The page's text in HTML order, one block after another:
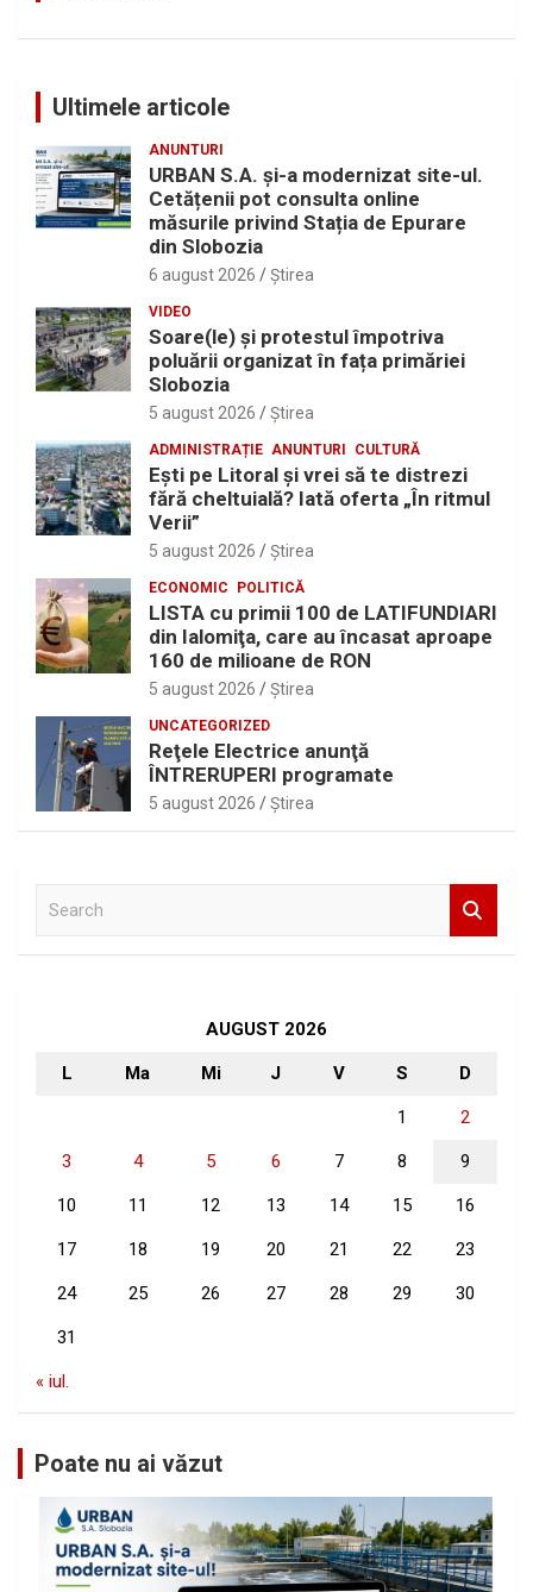
Ultimele articole
ANUNTURI
URBAN S.A. și-a modernizat site-ul.
Cetățenii pot consulta online
măsurile privind Stația de Epurare
din Slobozia
6 august 2026 Ştirea
VIDEO
Soare(le) și protestul împotriva
poluării organizat în fața primăriei
Slobozia
5 august 2026 Ştirea
ADMINISTRAȚIE ANUNTURI CULTURĂ
Eşti pe Litoral şi vrei să te distrezi
fără cheltuială? Iată oferta „În ritmul
Verii”
5 august 2026 Ştirea
ECONOMIC POLITICĂ
LISTA cu primii 100 de LATIFUNDIARI
din Ialomiţa, care au încasat aproape
160 de milioane de RON
5 august 2026 Ştirea
UNCATEGORIZED
Reţele Electrice anunţă
ÎNTRERUPERI programate
5 august 2026 Ştirea
AUGUST 2026
L Ma Mi J V S D
1 2
3 4 5 6 7 8 9
10 11 12 13 14 15 16
17 18 19 20 21 22 23
24 25 26 27 28 29 30
31
« iul.
Poate nu ai văzut